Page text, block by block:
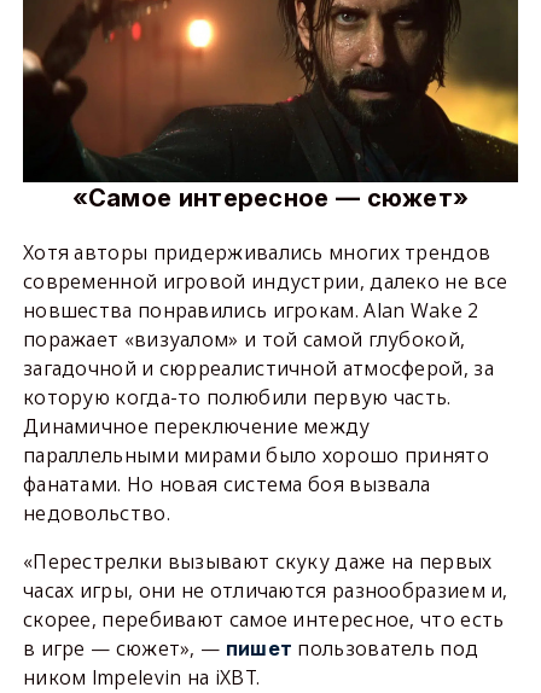
«Самое интересное — сюжет»
Хотя авторы придерживались многих трендов
современной игровой индустрии, далеко не все
новшества понравились игрокам. Alan Wake 2
поражает «визуалом» и той самой глубокой,
загадочной и сюрреалистичной атмосферой, за
которую когда-то полюбили первую часть.
Динамичное переключение между
параллельными мирами было хорошо принято
фанатами. Но новая система боя вызвала
недовольство.
«Перестрелки вызывают скуку даже на первых
часах игры, они не отличаются разнообразием и,
скорее, перебивают самое интересное, что есть
в игре — сюжет», — пишет пользователь под
ником lmpelevin на iXBT.